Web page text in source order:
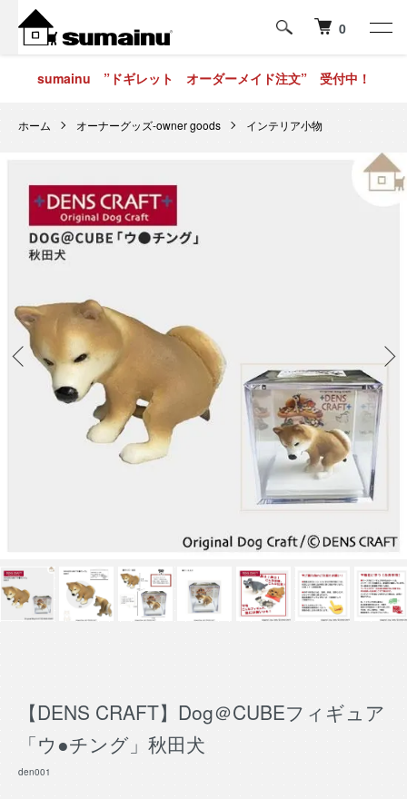
0
sumainu ”ドギレット オーダーメイド注文” 受付中！
ホーム オーナーグッズ-owner goods インテリア小物
【DENS CRAFT】Dog＠CUBEフィギュア
「ウ●チング」秋田犬
den001